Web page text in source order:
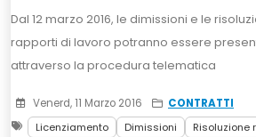
Dal 12 marzo 2016, le dimissioni e le
rapporti di lavoro potranno essere
attraverso la procedura telematica
Venerd, 11 Marzo 2016
CONTRATTI
Licenziamento
Dimissioni Risoluzione